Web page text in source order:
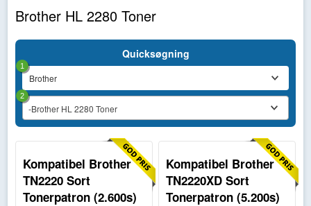
Brother HL 2280 Toner
Quicksøgning
1
-Brother HL 2280 Toner
2
Kompatibel Brother
TN2220 Sort
Tonerpatron (2.600s)
Kompatibel Brother
TN2220XD Sort
Tonerpatron (5.200s)